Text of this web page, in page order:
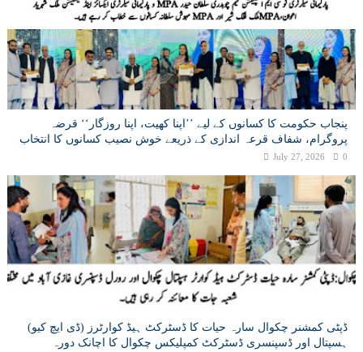
پنجاب حکومت کا کسانوں کے لیے ’’اپنا کھیت، اپنا روزگار‘‘ قرضہ
پروگرام، شفاف قرعہ اندازی کے ذریعے خوش نصیب کسانوں کا انتخاب
July 27, 2026 0
ڈپٹی کمشنر چکوال سارہ حیات کا ڈسٹرکٹ ہیڈ کوارٹرز (ڈی ایچ کیو)
ہسپتال اور ڈسپنسری ڈسٹرکٹ کمپلیکس چکوال کا اچانک دورہ